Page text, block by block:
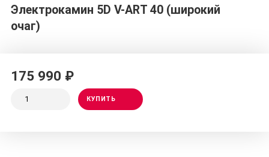
Электрокамин 5D V-ART 40 (широкий
очаг)
175 990 ₽
КУПИТЬ